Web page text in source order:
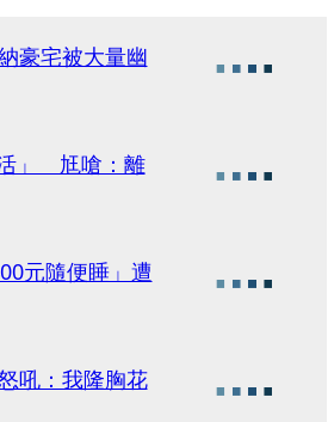
豪宅被大量幽
」 尪嗆：離
元隨便睡」遭
吼：我隆胸花